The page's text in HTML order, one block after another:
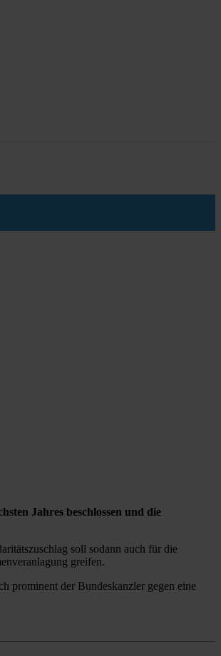
Jahres beschlossen und die
soll sodann auch für die
greifen.
prominent der Bundeskanzler gegen eine